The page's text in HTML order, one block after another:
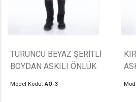
TURUNCU BEYAZ ŞERİTLİ
BOYDAN ASKILI ÖNLÜK
Model Kodu:AÖ-3